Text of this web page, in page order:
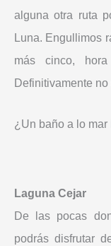
alguna otra ruta
Luna. Engullimos
más cinco,
Definitivamente
¿Un baño a lo
Laguna Cejar
De las pocas
podrás disfrutar